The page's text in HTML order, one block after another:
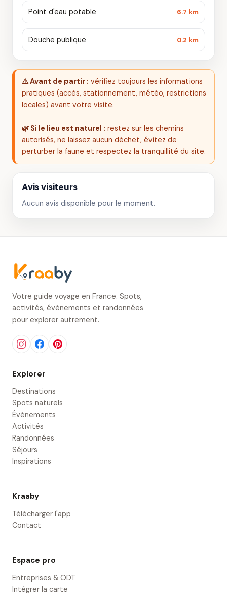
Point d'eau potable 6.7 km
Douche publique 0.2 km
⚠️ Avant de partir : vérifiez toujours les informations
pratiques (accès, stationnement, météo, restrictions
locales) avant votre visite.
🌿 Si le lieu est naturel : restez sur les chemins
autorisés, ne laissez aucun déchet, évitez de
perturber la faune et respectez la tranquillité du site.
Avis visiteurs
Aucun avis disponible pour le moment.
Votre guide voyage en France. Spots,
activités, événements et randonnées
pour explorer autrement.
Explorer
Destinations
Spots naturels
Événements
Activités
Randonnées
Séjours
Inspirations
Kraaby
Télécharger l'app
Contact
Espace pro
Entreprises & ODT
Intégrer la carte